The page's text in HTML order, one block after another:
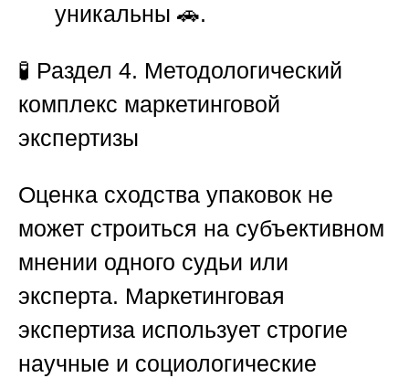
уникальны 🚗.
🧪 Раздел 4. Методологический
комплекс маркетинговой
экспертизы
Оценка сходства упаковок не
может строиться на субъективном
мнении одного судьи или
эксперта. Маркетинговая
экспертиза использует строгие
научные и социологические